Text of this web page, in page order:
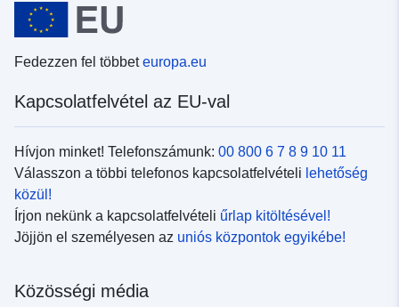
Fedezzen fel többeteuropa.eu
Kapcsolatfelvétel az EU-val
Hívjon minket! Telefonszámunk: 00 800 6 7 8 9 10 11
Válasszon a többi telefonos kapcsolatfelvételi lehetőség
közül!
Írjon nekünk a kapcsolatfelvételi űrlap kitöltésével!
Jöjjön el személyesen az uniós központok egyikébe!
Közösségi média